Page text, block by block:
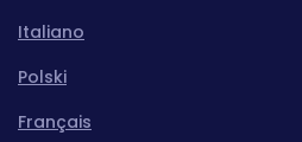
Italiano
Polski
Français